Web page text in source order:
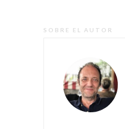
SOBRE EL AUTOR